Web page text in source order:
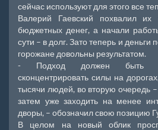
сейчас используют для этого все
Валерий Гаевский похвалил
бюджетных денег, а начали
сути – в долг. Зато теперь и деньги
горожане довольны результатом.
- Подход должен быть
сконцентрировать силы на
тысячи людей, во вторую очередь –
затем уже заходить на менее
дворы, – обозначил свою позицию
В целом на новый облик